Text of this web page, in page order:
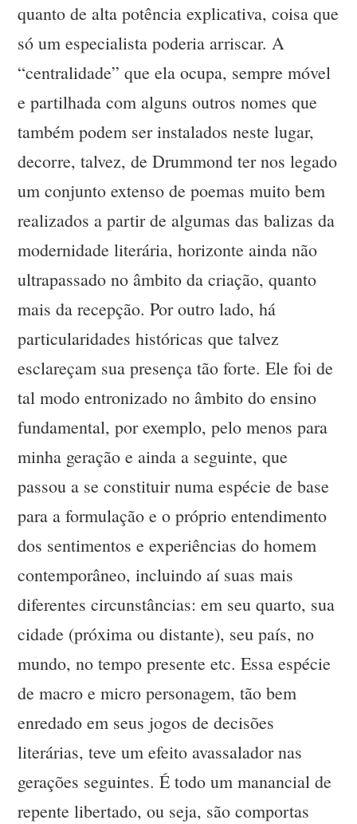
quanto de alta potência explicativa, coisa que
só um especialista poderia arriscar. A
“centralidade” que ela ocupa, sempre móvel
e partilhada com alguns outros nomes que
também podem ser instalados neste lugar,
decorre, talvez, de Drummond ter nos legado
um conjunto extenso de poemas muito bem
realizados a partir de algumas das balizas da
modernidade literária, horizonte ainda não
ultrapassado no âmbito da criação, quanto
mais da recepção. Por outro lado, há
particularidades históricas que talvez
esclareçam sua presença tão forte. Ele foi de
tal modo entronizado no âmbito do ensino
fundamental, por exemplo, pelo menos para
minha geração e ainda a seguinte, que
passou a se constituir numa espécie de base
para a formulação e o próprio entendimento
dos sentimentos e experiências do homem
contemporâneo, incluindo aí suas mais
diferentes circunstâncias: em seu quarto, sua
cidade (próxima ou distante), seu país, no
mundo, no tempo presente etc. Essa espécie
de macro e micro personagem, tão bem
enredado em seus jogos de decisões
literárias, teve um efeito avassalador nas
gerações seguintes. É todo um manancial de
repente libertado, ou seja, são comportas